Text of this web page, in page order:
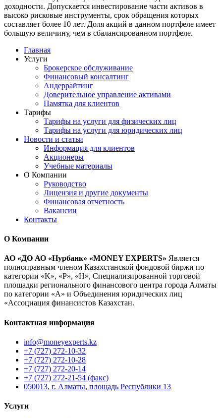
доходности. Допускается инвестирование части активов в
высоко рисковые инструменты, срок обращения которых
составляет более 10 лет. Доля акций в данном портфеле имеет
большую величину, чем в сбалансированном портфеле.
Главная
Услуги
Брокерское обслуживание
Финансовый консалтинг
Андеррайтинг
Доверительное управление активами
Памятка для клиентов
Тарифы
Тарифы на услуги для физических лиц
Тарифы на услуги для юридических лиц
Новости и статьи
Информация для клиентов
Акционеры
Учебные материалы
О Компании
Руководство
Лицензия и другие документы
Финансовая отчетность
Вакансии
Контакты
О Компании
АО «ДО АО «Нурбанк» «MONEY EXPERTS» Является
полноправным членом Казахстанской фондовой биржи по
категории «K», «P», «H», Специализированной торговой
площадки регионального финансового центра города Алматы
по категории «А» и Объединения юридических лиц
«Ассоциация финансистов Казахстан.
Контактная информация
info@moneyexperts.kz
+7 (727) 272-10-32
+7 (727) 272-10-28
+7 (727) 272-20-14
+7 (727) 272-21-54 (факс)
050013, г. Алматы, площадь Республики 13
Услуги